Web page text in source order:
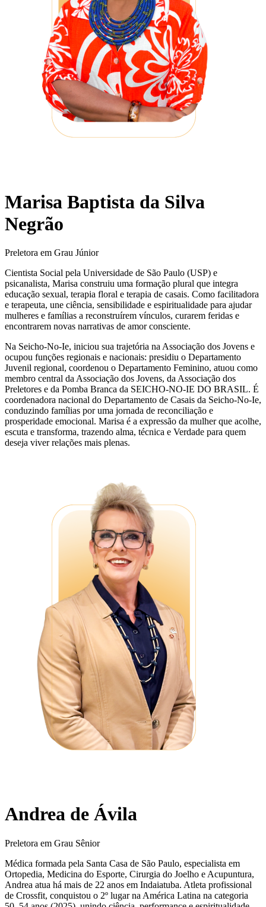
Marisa Baptista da Silva
Negrão
Preletora em Grau Júnior
Cientista Social pela Universidade de São Paulo (USP) e
psicanalista, Marisa construiu uma formação plural que integra
educação sexual, terapia floral e terapia de casais. Como facilitadora
e terapeuta, une ciência, sensibilidade e espiritualidade para ajudar
mulheres e famílias a reconstruírem vínculos, curarem feridas e
encontrarem novas narrativas de amor consciente.
Na Seicho-No-Ie, iniciou sua trajetória na Associação dos Jovens e
ocupou funções regionais e nacionais: presidiu o Departamento
Juvenil regional, coordenou o Departamento Feminino, atuou como
membro central da Associação dos Jovens, da Associação dos
Preletores e da Pomba Branca da SEICHO-NO-IE DO BRASIL. É
coordenadora nacional do Departamento de Casais da Seicho-No-Ie,
conduzindo famílias por uma jornada de reconciliação e
prosperidade emocional. Marisa é a expressão da mulher que acolhe,
escuta e transforma, trazendo alma, técnica e Verdade para quem
deseja viver relações mais plenas.
Andrea de Ávila
Preletora em Grau Sênior
Médica formada pela Santa Casa de São Paulo, especialista em
Ortopedia, Medicina do Esporte, Cirurgia do Joelho e Acupuntura,
Andrea atua há mais de 22 anos em Indaiatuba. Atleta profissional
de Crossfit, conquistou o 2º lugar na América Latina na categoria